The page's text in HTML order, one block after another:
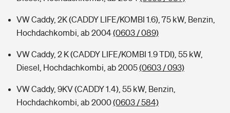
VW Caddy, 2K (CADDY LIFE/KOMBI 1.6), 75 kW, Benzin,
Hochdachkombi, ab 2004(0603 / 089)
VW Caddy, 2 K (CADDY LIFE/KOMBI 1.9 TDI), 55 kW,
Diesel, Hochdachkombi, ab 2005(0603 / 093)
VW Caddy, 9KV (CADDY 1.4), 55 kW, Benzin,
Hochdachkombi, ab 2000(0603 / 584)